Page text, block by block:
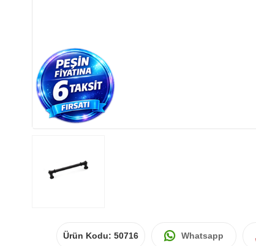
Ürün Kodu: 50716 Whatsapp